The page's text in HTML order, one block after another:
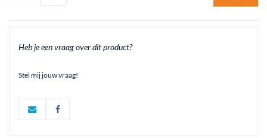
Heb je een vraag over dit product?
Stel mij jouw vraag!